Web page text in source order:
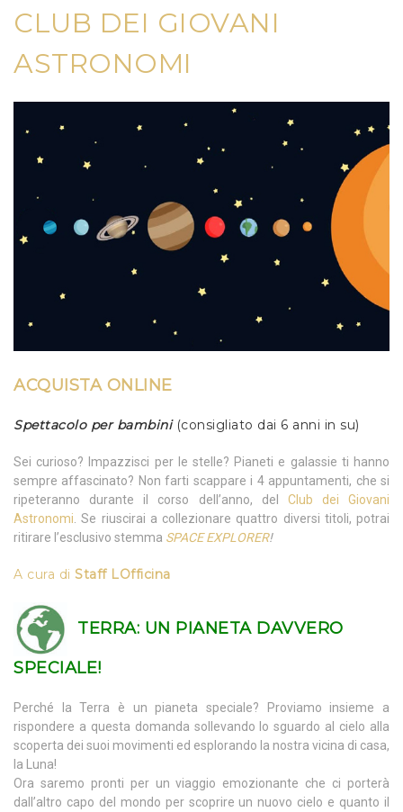
CLUB DEI GIOVANI
ASTRONOMI
ACQUISTA ONLINE
Spettacolo per bambini (consigliato dai 6 anni in su)
Sei curioso? Impazzisci per le stelle? Pianeti e galassie ti hanno
sempre affascinato? Non farti scappare i 4 appuntamenti, che si
ripeteranno durante il corso dell’anno, del Club dei Giovani
Astronomi. Se riuscirai a collezionare quattro diversi titoli, potrai
ritirare l’esclusivo stemma SPACE EXPLORER!
A cura di Staff LOfficina
TERRA: UN PIANETA DAVVERO
SPECIALE!
Perché la Terra è un pianeta speciale? Proviamo insieme a
rispondere a questa domanda sollevando lo sguardo al cielo alla
scoperta dei suoi movimenti ed esplorando la nostra vicina di casa,
la Luna!
Ora saremo pronti per un viaggio emozionante che ci porterà
dall’altro capo del mondo per scoprire un nuovo cielo e quanto il